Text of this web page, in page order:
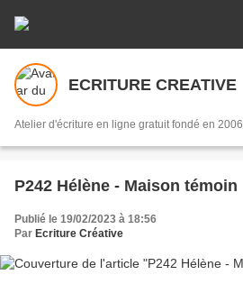
ECRITURE CREATIVE
Atelier d'écriture en ligne gratuit fondé en 2006
P242 Hélène - Maison témoin
Publié le 19/02/2023 à 18:56
Par Ecriture Créative